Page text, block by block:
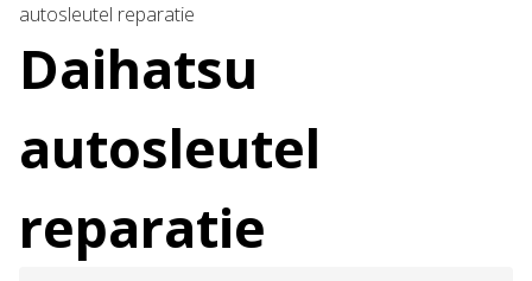
autosleutel reparatie
Daihatsu
autosleutel
reparatie